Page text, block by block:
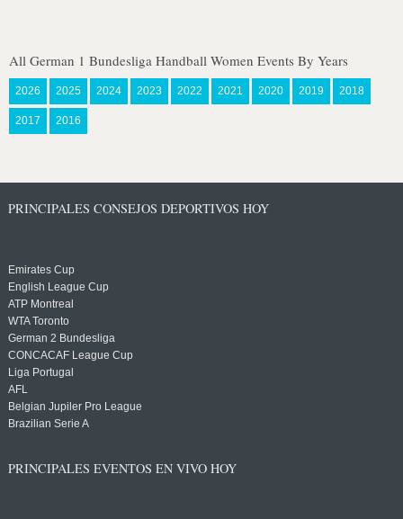
All German 1 Bundesliga Handball Women Events By Years
2026 2025 2024 2023 2022 2021 2020 2019 2018
2017 2016
PRINCIPALES CONSEJOS DEPORTIVOS HOY
Emirates Cup
English League Cup
ATP Montreal
WTA Toronto
German 2 Bundesliga
CONCACAF League Cup
Liga Portugal
AFL
Belgian Jupiler Pro League
Brazilian Serie A
PRINCIPALES EVENTOS EN VIVO HOY